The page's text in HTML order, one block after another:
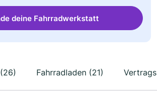
deine Fahrradwerkstatt
Fahrradladen (21)